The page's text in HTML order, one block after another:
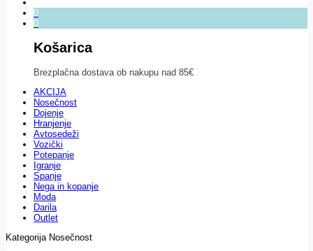
0
0
Košarica
Brezplačna dostava ob nakupu nad 85€
AKCIJA
Nosečnost
Dojenje
Hranjenje
Avtosedeži
Vozički
Potepanje
Igranje
Spanje
Nega in kopanje
Moda
Darila
Outlet
Kategorija Nosečnost